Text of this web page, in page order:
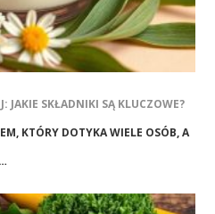
JAKIE SKŁADNIKI SĄ KLUCZOWE?
KTÓRY DOTYKA WIELE OSÓB, A